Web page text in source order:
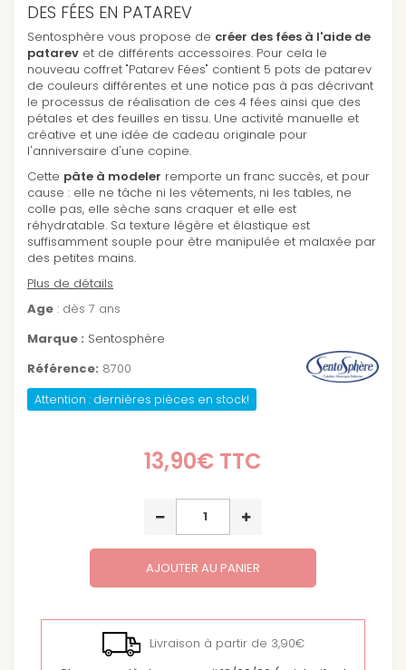
DES FÉES EN PATAREV
Sentosphère vous propose de créer des fées à l'aide de
patarev et de différents accessoires. Pour cela le
nouveau coffret "Patarev Fées" contient 5 pots de patarev
de couleurs différentes et une notice pas à pas décrivant
le processus de réalisation de ces 4 fées ainsi que des
pétales et des feuilles en tissu. Une activité manuelle et
créative et une idée de cadeau originale pour
l'anniversaire d'une copine.
Cette pâte à modeler remporte un franc succès, et pour
cause : elle ne tâche ni les vêtements, ni les tables, ne
colle pas, elle sèche sans craquer et elle est
réhydratable. Sa texture légère et élastique est
suffisamment souple pour être manipulée et malaxée par
des petites mains.
Plus de détails
Age : dès 7 ans
Marque : Sentosphère
Référence: 8700
Attention : dernières pièces en stock!
13,90€ TTC
AJOUTER AU PANIER
Livraison à partir de 3,90€